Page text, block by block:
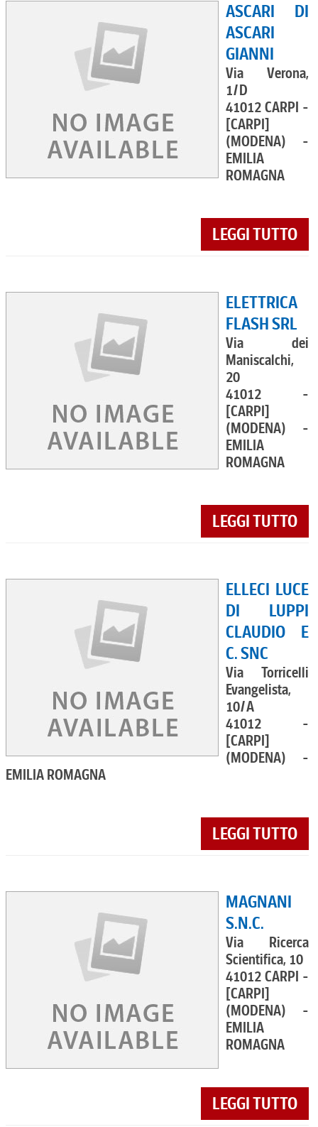
ASCARI DI
ASCARI
GIANNI
Via Verona,
1/D
41012 CARPI -
[CARPI]
(MODENA) -
EMILIA
ROMAGNA
LEGGI TUTTO
ELETTRICA
FLASH SRL
Via dei
Maniscalchi,
20
41012 -
[CARPI]
(MODENA) -
EMILIA
ROMAGNA
LEGGI TUTTO
ELLECI LUCE
DI LUPPI
CLAUDIO E
C. SNC
Via Torricelli
Evangelista,
10/A
41012 -
[CARPI]
(MODENA) -
EMILIA ROMAGNA
LEGGI TUTTO
MAGNANI
S.N.C.
Via Ricerca
Scientifica, 10
41012 CARPI -
[CARPI]
(MODENA) -
EMILIA
ROMAGNA
LEGGI TUTTO